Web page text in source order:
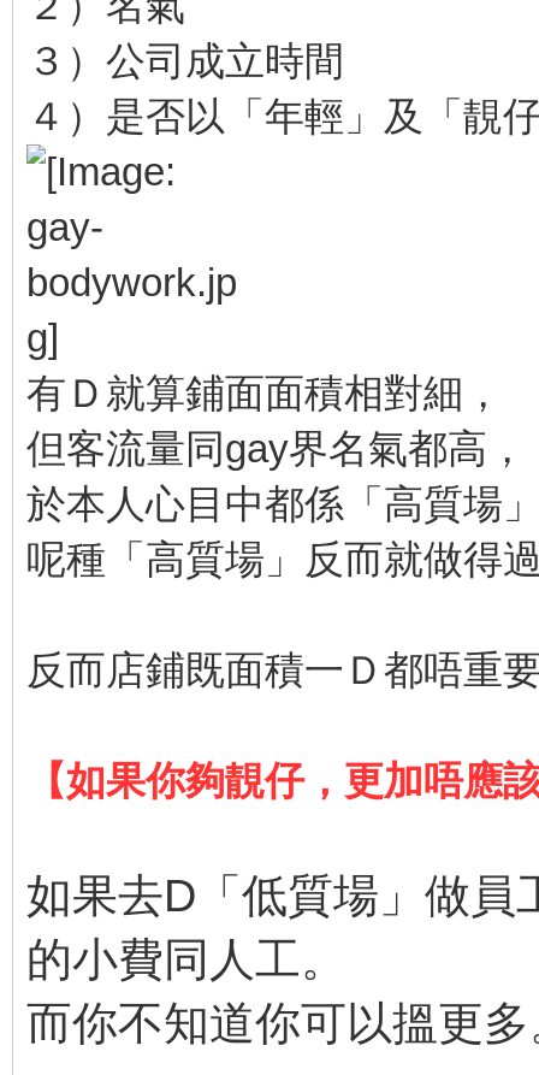
３）公司成立時間
４）是否以「年輕」及「靚
有Ｄ就算鋪面面積相對細，
但客流量同gay界名氣都高，
於本人心目中都係「高質場
呢種「高質場」反而就做得
反而店鋪既面積一Ｄ都唔重
【如果你夠靚仔，更加唔應
如果去D「低質場」做員
的小費同人工。
而你不知道你可以搵更